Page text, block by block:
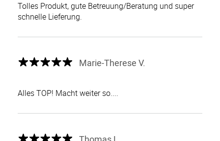
Tolles Produkt, gute Betreuung/Beratung und super
schnelle Lieferung.
Marie-Therese V.
Alles TOP! Macht weiter so....